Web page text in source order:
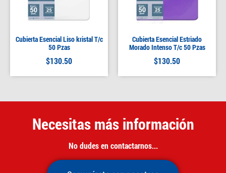
Cubierta Esencial Liso kristal T/c
50 Pzas
$130.50
Cubierta Esencial Estriado
Morado Intenso T/c 50 Pzas
$130.50
Necesitas más información
No dudes en contactarnos...